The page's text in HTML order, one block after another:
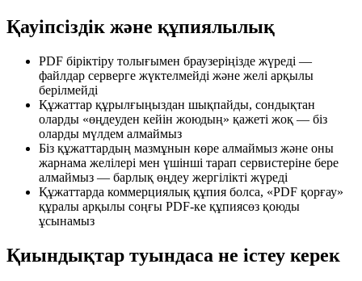
Қауіпсіздік және құпиялылық
PDF біріктіру толығымен браузеріңізде жүреді —
файлдар серверге жүктелмейді және желі арқылы
берілмейді
Құжаттар құрылғыңыздан шықпайды, сондықтан
оларды «өңдеуден кейін жоюдың» қажеті жоқ — біз
оларды мүлдем алмаймыз
Біз құжаттардың мазмұнын көре алмаймыз және оны
жарнама желілері мен үшінші тарап сервистеріне бере
алмаймыз — барлық өңдеу жергілікті жүреді
Құжаттарда коммерциялық құпия болса, «PDF қорғау»
құралы арқылы соңғы PDF-ке құпиясөз қоюды
ұсынамыз
Қиындықтар туындаса не істеу керек